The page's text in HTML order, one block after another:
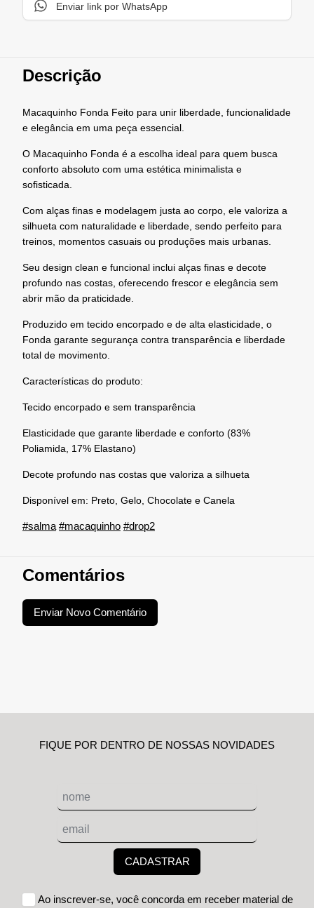
Enviar link por WhatsApp
Descrição
Macaquinho Fonda Feito para unir liberdade, funcionalidade
e elegância em uma peça essencial.
O Macaquinho Fonda é a escolha ideal para quem busca
conforto absoluto com uma estética minimalista e
sofisticada.
Com alças finas e modelagem justa ao corpo, ele valoriza a
silhueta com naturalidade e liberdade, sendo perfeito para
treinos, momentos casuais ou produções mais urbanas.
Seu design clean e funcional inclui alças finas e decote
profundo nas costas, oferecendo frescor e elegância sem
abrir mão da praticidade.
Produzido em tecido encorpado e de alta elasticidade, o
Fonda garante segurança contra transparência e liberdade
total de movimento.
Características do produto:
Tecido encorpado e sem transparência
Elasticidade que garante liberdade e conforto (83%
Poliamida, 17% Elastano)
Decote profundo nas costas que valoriza a silhueta
Disponível em: Preto, Gelo, Chocolate e Canela
#salma #macaquinho #drop2
Comentários
Enviar Novo Comentário
FIQUE POR DENTRO DE NOSSAS NOVIDADES
CADASTRAR
Ao inscrever-se, você concorda em receber material de